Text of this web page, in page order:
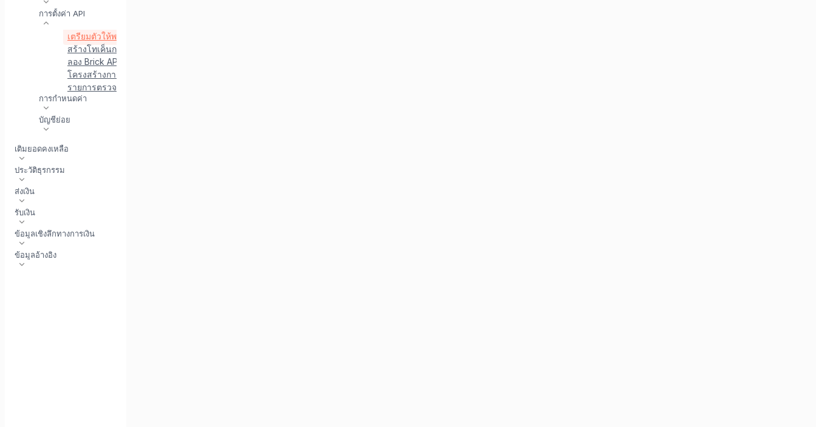
การตั้งค่า API
เตรียมตัวให้พร้อมเพื่อใช้ API
สร้างโทเค็นการเข้าถึงสาธารณะ
ลอง Brick API กับบุรุษไปรษณีย์
โครงสร้างการตอบสนอง API
รายการตรวจสอบการผลิต
การกำหนดค่า
บัญชีย่อย
เติมยอดคงเหลือ
ประวัติธุรกรรม
ส่งเงิน
รับเงิน
ข้อมูลเชิงลึกทางการเงิน
ข้อมูลอ้างอิง